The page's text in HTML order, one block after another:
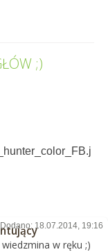
;)
Dodano: 18.07.2014, 19:16
w ręku ;)